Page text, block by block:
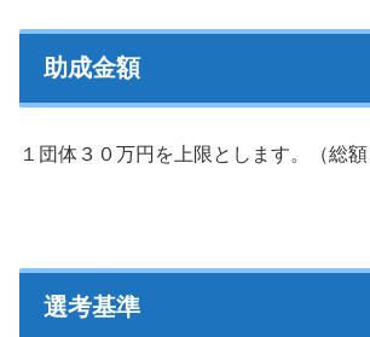
助成金額
１団体３０万円を上限とします。（総額
選考基準